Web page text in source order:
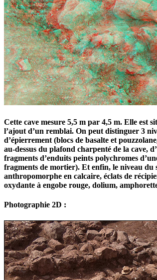
Cette cave mesure 5,5 m par 4,5 m. Elle est
l’ajout d’un remblai. On peut distinguer 3
d’épierrement (blocs de basalte et
au-dessus du plafond charpenté de la cave,
fragments d’enduits peints polychromes
fragments de mortier). Et enfin, le niveau du
anthropomorphe en calcaire, éclats de
oxydante à engobe rouge, dolium,
Photographie 2D :